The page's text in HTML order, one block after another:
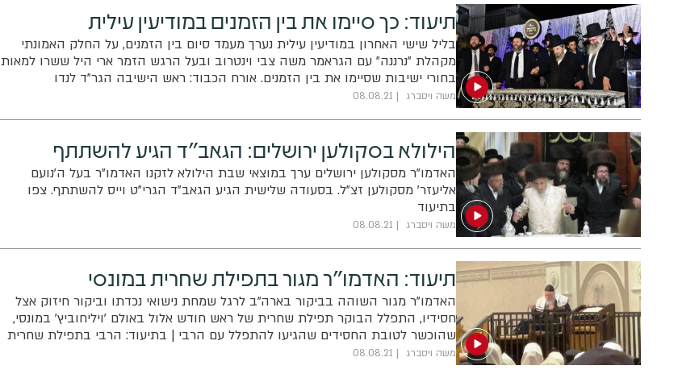
תיעוד: כך סיימו את בין הזמנים במודיעין עילית
בליל שישי האחרון במודיעין עילית נערך מעמד סיום בין הזמנים, על החלק האמונתי
מקהלת "נרננה" עם הגראמר משה צבי וינטרוב ובעל הרגש הזמר ארי היל ששרו למאות
בחורי ישיבות שסיימו את בין הזמנים. אורח הכבוד: ראש הישיבה הגר"ד לנדו
משה ויסברג 08.08.21
הילולא בסקולען ירושלים: הגאב"ד הגיע להשתתף
האדמו"ר מסקולען ירושלים ערך במוצאי שבת הילולא לזקנו האדמו"ר בעל ה'נועם
אליעזר' מסקולען זצ"ל. בסעודה שלישית הגיע הגאב"ד הגרי"ט וייס להשתתף. צפו
בתיעוד
משה ויסברג 08.08.21
תיעוד: האדמו"ר מגור בתפילת שחרית במונסי
האדמו"ר מגור השוהה בביקור בארה"ב לרגל שמחת נישואי נכדתו וביקור חיזוק אצל
חסידיו, התפלל הבוקר תפילת שחרית של ראש חודש אלול באולם 'ויליחוביץ' במונסי,
שהוכשר לטובת החסידים שהגיעו להתפלל עם הרבי | בתיעוד: הרבי בתפילת שחרית
וכן בחליצת התפילין בציבור לפני תפילת מוסף | צפו
משה ויסברג 08.08.21